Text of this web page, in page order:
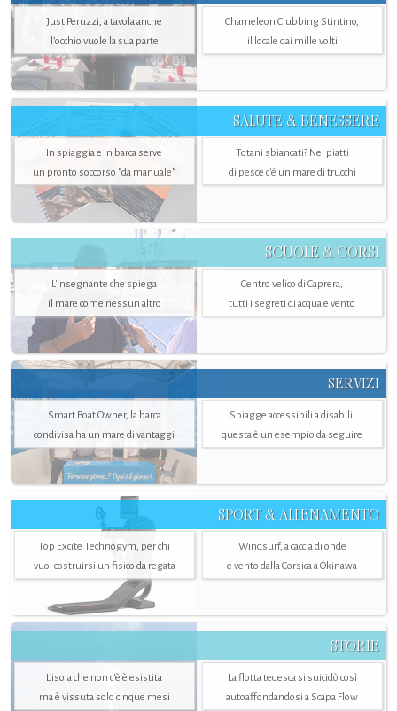
Just Peruzzi, a tavola anche
l’occhio vuole la sua parte
Chameleon Clubbing Stintino,
il locale dai mille volti
SALUTE & BENESSERE
In spiaggia e in barca serve
un pronto soccorso "da manuale"
Totani sbiancati? Nei piatti
di pesce c'è un mare di trucchi
SCUOLE & CORSI
L'insegnante che spiega
il mare come nessun altro
Centro velico di Caprera,
tutti i segreti di acqua e vento
SERVIZI
Smart Boat Owner, la barca
condivisa ha un mare di vantaggi
Spiagge accessibili a disabili:
questa è un esempio da seguire
SPORT & ALLENAMENTO
Top Excite Technogym, per chi
vuol costruirsi un fisico da regata
Windsurf, a caccia di onde
e vento dalla Corsica a Okinawa
STORIE
L’isola che non c'è è esistita
ma è vissuta solo cinque mesi
La flotta tedesca si suicidò così
autoaffondandosi a Scapa Flow